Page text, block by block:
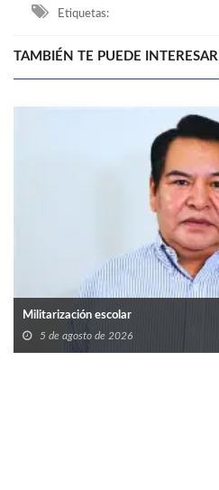
Etiquetas:
TAMBIÉN TE PUEDE INTERESAR
Militarización escolar
5 de agosto de 2026